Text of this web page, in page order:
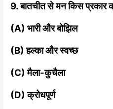
9. बातचीत से मन किस प्रकार
(A) भारी और बोझिल
(B) हल्का और स्वच्छ
(C) मैला-कुचैला
(D) क्रोधपूर्ण